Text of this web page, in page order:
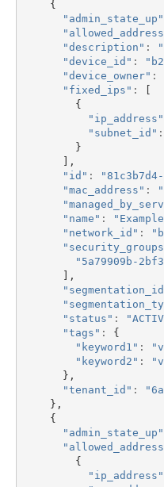
{
"admin_state_up"
"description" :
"device_id" :
"device_owner" :
"fixed_ips" :
{
"ip_address"
"subnet_id" :
}
],
"id" :
"mac_address" :
"name" :
"network_id" :
"5a79909b-
],
"status" :
"tags" :
{
"keyword1" :
"keyword2" :
},
"tenant_id" :
},
{
"admin_state_up"
{
"ip_address"